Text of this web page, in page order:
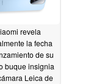
revela
la fecha
de su
buque insignia
Leica de